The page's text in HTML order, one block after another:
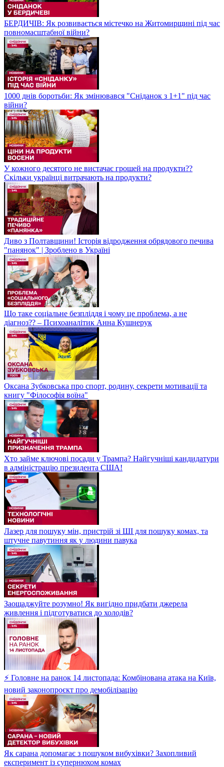
БЕРДИЧІВ: Як розвивається містечко на Житомирщині під час
повномасштабної війни?
1000 днів боротьби: Як змінювався "Сніданок з 1+1" під час
війни?
У кожного десятого не вистачає грошей на продукти??
Скільки українці витрачають на продукти?
Диво з Полтавщини! Історія відродження обрядового печива
"панянок" | Зроблено в Україні
Що таке соціальне безпліддя і чому це проблема, а не
діагноз?? – Психоаналітик Анна Кушнерук
Оксана Зубковська про спорт, родину, секрети мотивації та
книгу "Філософія воїна"
Хто займе ключові посади у Трампа? Найгучніші кандидатури
в адміністрацію президента США!
Лазер для пошуку мін, пристрій зі ШІ для пошуку комах, та
штучне павутиння як у людини павука
Заощаджуйте розумно! Як вигідно придбати джерела
живлення і підготуватися до холодів?
⚡ Головне на ранок 14 листопада: Комбінована атака на Київ,
новий законопроєкт про демобілізацію
Як сарана допомагає з пошуком вибухівки? Захопливий
експеримент із супернюхом комах